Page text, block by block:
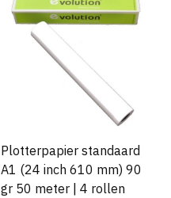
Plotterpapier standaard
A1 (24 inch 610 mm) 90
gr 50 meter | 4 rollen